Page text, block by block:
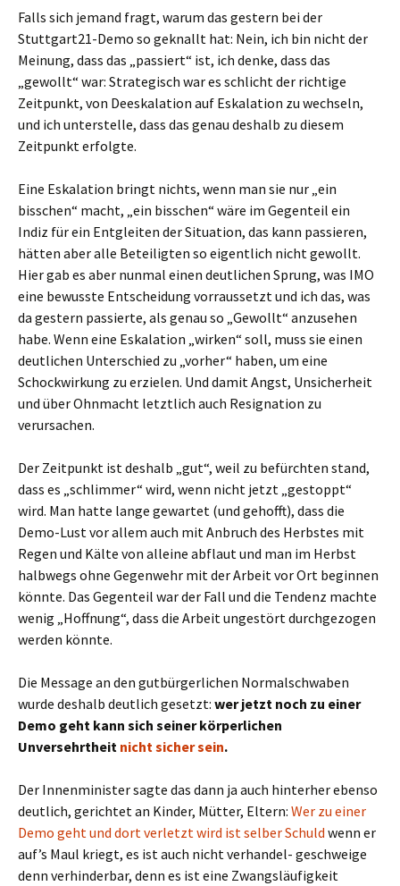
Falls sich jemand fragt, warum das gestern bei der
Stuttgart21-Demo so geknallt hat: Nein, ich bin nicht der
Meinung, dass das „passiert“ ist, ich denke, dass das
„gewollt“ war: Strategisch war es schlicht der richtige
Zeitpunkt, von Deeskalation auf Eskalation zu wechseln,
und ich unterstelle, dass das genau deshalb zu diesem
Zeitpunkt erfolgte.
Eine Eskalation bringt nichts, wenn man sie nur „ein
bisschen“ macht, „ein bisschen“ wäre im Gegenteil ein
Indiz für ein Entgleiten der Situation, das kann passieren,
hätten aber alle Beteiligten so eigentlich nicht gewollt.
Hier gab es aber nunmal einen deutlichen Sprung, was IMO
eine bewusste Entscheidung vorraussetzt und ich das, was
da gestern passierte, als genau so „Gewollt“ anzusehen
habe. Wenn eine Eskalation „wirken“ soll, muss sie einen
deutlichen Unterschied zu „vorher“ haben, um eine
Schockwirkung zu erzielen. Und damit Angst, Unsicherheit
und über Ohnmacht letztlich auch Resignation zu
verursachen.
Der Zeitpunkt ist deshalb „gut“, weil zu befürchten stand,
dass es „schlimmer“ wird, wenn nicht jetzt „gestoppt“
wird. Man hatte lange gewartet (und gehofft), dass die
Demo-Lust vor allem auch mit Anbruch des Herbstes mit
Regen und Kälte von alleine abflaut und man im Herbst
halbwegs ohne Gegenwehr mit der Arbeit vor Ort beginnen
könnte. Das Gegenteil war der Fall und die Tendenz machte
wenig „Hoffnung“, dass die Arbeit ungestört durchgezogen
werden könnte.
Die Message an den gutbürgerlichen Normalschwaben
wurde deshalb deutlich gesetzt: wer jetzt noch zu einer
Demo geht kann sich seiner körperlichen
Unversehrtheit nicht sicher sein.
Der Innenminister sagte das dann ja auch hinterher ebenso
deutlich, gerichtet an Kinder, Mütter, Eltern: Wer zu einer
Demo geht und dort verletzt wird ist selber Schuld wenn er
auf’s Maul kriegt, es ist auch nicht verhandel- geschweige
denn verhinderbar, denn es ist eine Zwangsläufigkeit